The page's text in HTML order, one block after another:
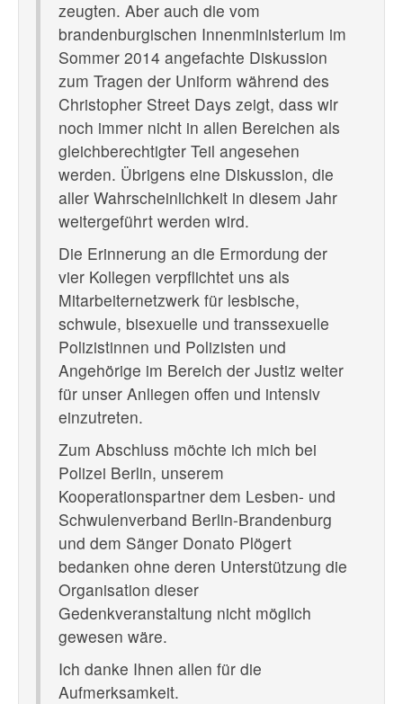
zeugten. Aber auch die vom
brandenburgischen Innenministerium im
Sommer 2014 angefachte Diskussion
zum Tragen der Uniform während des
Christopher Street Days zeigt, dass wir
noch immer nicht in allen Bereichen als
gleichberechtigter Teil angesehen
werden. Übrigens eine Diskussion, die
aller Wahrscheinlichkeit in diesem Jahr
weitergeführt werden wird.
Die Erinnerung an die Ermordung der
vier Kollegen verpflichtet uns als
Mitarbeiternetzwerk für lesbische,
schwule, bisexuelle und transsexuelle
Polizistinnen und Polizisten und
Angehörige im Bereich der Justiz weiter
für unser Anliegen offen und intensiv
einzutreten.
Zum Abschluss möchte ich mich bei
Polizei Berlin, unserem
Kooperationspartner dem Lesben- und
Schwulenverband Berlin-Brandenburg
und dem Sänger Donato Plögert
bedanken ohne deren Unterstützung die
Organisation dieser
Gedenkveranstaltung nicht möglich
gewesen wäre.
Ich danke Ihnen allen für die
Aufmerksamkeit.